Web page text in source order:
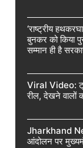
‘राष्ट्रीय
बुनकर को किया
सम्मान ही है
Viral Video:
रील, देखने
Jharkhand
आंदोलन पर